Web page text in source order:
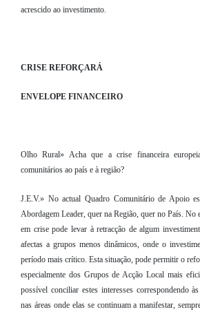
acrescido ao investimento.
CRISE REFORÇARÁ
ENVELOPE FINANCEIRO
Olho Rural» Acha que a crise financeira
comunitários ao país e à região?
J.E.V.» No actual Quadro Comunitário de Apoio
Abordagem Leader, quer na Região, quer no País. No
em crise pode levar à retracção de algum
afectas a grupos menos dinâmicos, onde o
período mais crítico. Esta situação, pode permitir o
especialmente dos Grupos de Acção Local mais
possível conciliar estes interesses correspondendo
nas áreas onde elas se continuam a manifestar,